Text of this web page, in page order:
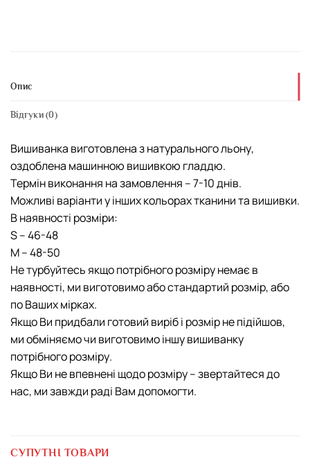
Опис
Відгуки (0)
Вишиванка виготовлена з натурального льону,
оздоблена машинною вишивкою гладдю.
Термін виконання на замовлення – 7-10 днів.
Можливі варіанти у інших кольорах тканини та вишивки.
В наявності розміри:
S – 46-48
М – 48-50
Не турбуйтесь якщо потрібного розміру немає в
наявності, ми виготовимо або стандартий розмір, або
по Ваших мірках.
Якщо Ви придбали готовий виріб і розмір не підійшов,
ми обміняємо чи виготовимо іншу вишиванку
потрібного розміру.
Якщо Ви не впевнені щодо розміру – звертайтеся до
нас, ми завжди раді Вам допомогти.
СУПУТНІ ТОВАРИ